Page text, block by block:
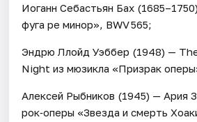
Иоганн Себастьян Бах
фуга ре минор», BWV 565;
Эндрю Ллойд Уэббер (1948) —
Night из мюзикла «Призрак
Алексей Рыбников (1945) — Ария
рок‑оперы «Звезда и смерть